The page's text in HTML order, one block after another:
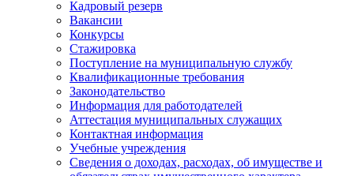
Кадровый резерв
Вакансии
Конкурсы
Стажировка
Поступление на муниципальную службу
Квалификационные требования
Законодательство
Информация для работодателей
Аттестация муниципальных служащих
Контактная информация
Учебные учреждения
Сведения о доходах, расходах, об имуществе и